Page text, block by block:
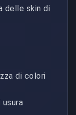
delle skin di
di colori